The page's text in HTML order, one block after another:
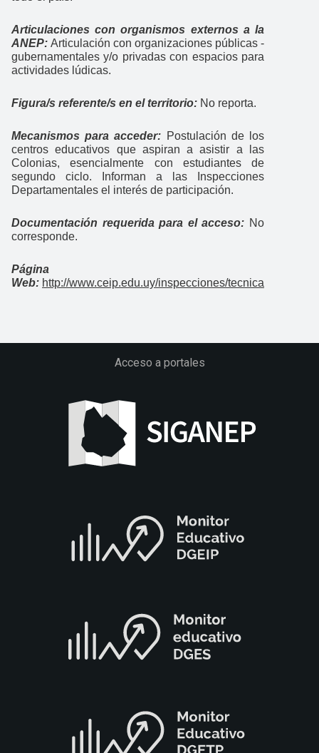
Articulaciones con organismos externos a la
ANEP: Articulación con organizaciones públicas -
gubernamentales y/o privadas con espacios para
actividades lúdicas.
Figura/s referente/s en el territorio: No reporta.
Mecanismos para acceder: Postulación de los
centros educativos que aspiran a asistir a las
Colonias, esencialmente con estudiantes de
segundo ciclo. Informan a las Inspecciones
Departamentales el interés de participación.
Documentación requerida para el acceso: No
corresponde.
Página
Web: http://www.ceip.edu.uy/inspecciones/tecnica
Acceso a portales